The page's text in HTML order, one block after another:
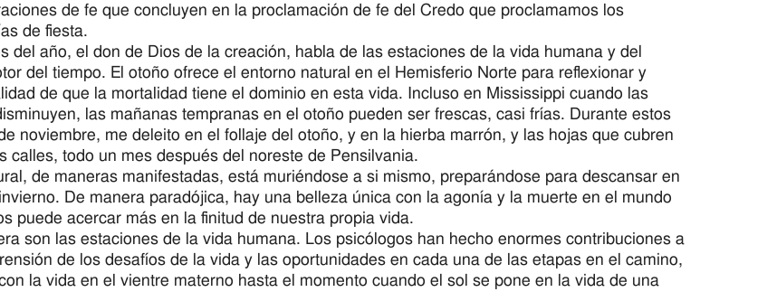
de fe que concluyen en la proclamación de fe del Credo que proclamamos los
de fiesta.
del año, el don de Dios de la creación, habla de las estaciones de la vida humana y del
del tiempo. El otoño ofrece el entorno natural en el Hemisferio Norte para reflexionar y
de que la mortalidad tiene el dominio en esta vida. Incluso en Mississippi cuando las
las mañanas tempranas en el otoño pueden ser frescas, casi frías. Durante estos
noviembre, me deleito en el follaje del otoño, y en la hierba marrón, y las hojas que cubren
calles, todo un mes después del noreste de Pensilvania.
de maneras manifestadas, está muriéndose a si mismo, preparándose para descansar en
De manera paradójica, hay una belleza única con la agonía y la muerte en el mundo
puede acercar más en la finitud de nuestra propia vida.
son las estaciones de la vida humana. Los psicólogos han hecho enormes contribuciones a
de los desafíos de la vida y las oportunidades en cada una de las etapas en el camino,
la vida en el vientre materno hasta el momento cuando el sol se pone en la vida de una